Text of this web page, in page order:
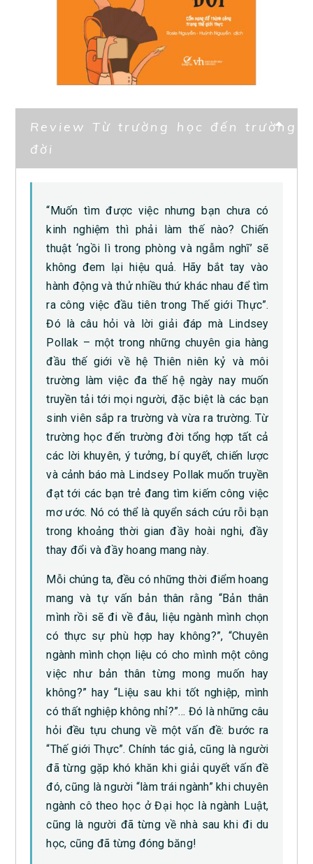
Review Từ trường học đến trường
đời
“Muốn tìm được việc nhưng bạn chưa có
kinh nghiệm thì phải làm thế nào? Chiến
thuật ‘ngồi lì trong phòng và ngẫm nghĩ’ sẽ
không đem lại hiệu quả. Hãy bắt tay vào
hành động và thử nhiều thứ khác nhau để tìm
ra công việc đầu tiên trong Thế giới Thực”.
Đó là câu hỏi và lời giải đáp mà Lindsey
Pollak – một trong những chuyên gia hàng
đầu thế giới về hệ Thiên niên kỷ và môi
trường làm việc đa thế hệ ngày nay muốn
truyền tải tới mọi người, đặc biệt là các bạn
sinh viên sắp ra trường và vừa ra trường. Từ
trường học đến trường đời tổng hợp tất cả
các lời khuyên, ý tưởng, bí quyết, chiến lược
và cảnh báo mà Lindsey Pollak muốn truyền
đạt tới các bạn trẻ đang tìm kiếm công việc
mơ ước. Nó có thể là quyển sách cứu rỗi bạn
trong khoảng thời gian đầy hoài nghi, đầy
thay đổi và đầy hoang mang này.
Mỗi chúng ta, đều có những thời điểm hoang
mang và tự vấn bản thân rằng “Bản thân
mình rồi sẽ đi về đâu, liệu ngành mình chọn
có thực sự phù hợp hay không?”, “Chuyên
ngành mình chọn liệu có cho mình một công
việc như bản thân từng mong muốn hay
không?” hay “Liệu sau khi tốt nghiệp, mình
có thất nghiệp không nhỉ?”… Đó là những câu
hỏi đều tựu chung về một vấn đề: bước ra
“Thế giới Thực”. Chính tác giả, cũng là người
đã từng gặp khó khăn khi giải quyết vấn đề
đó, cũng là người “làm trái ngành” khi chuyên
ngành cô theo học ở Đại học là ngành Luật,
cũng là người đã từng về nhà sau khi đi du
học, cũng đã từng đóng băng!